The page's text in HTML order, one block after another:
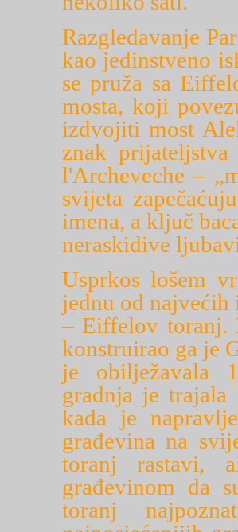
Razgledavanje
kao jedinstveno
se pruža sa
mosta, koji
izdvojiti most
znak
l'Archeveche –
svijeta
imena, a ključ
neraskidive
Usprkos lošem
jednu od najvećih
– Eiffelov toranj.
konstruirao ga je
je obilježavala
gradnja je
kada je
građevina na
toranj rastavi,
građevinom da
toranj